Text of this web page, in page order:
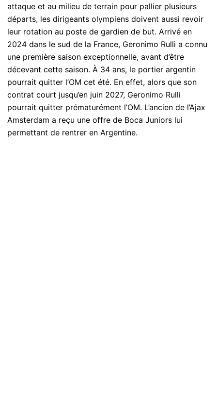
attaque et au milieu de terrain pour pallier plusieurs
départs, les dirigeants olympiens doivent aussi revoir
leur rotation au poste de gardien de but. Arrivé en
2024 dans le sud de la France, Geronimo Rulli a connu
une première saison exceptionnelle, avant d’être
décevant cette saison. À 34 ans, le portier argentin
pourrait quitter l’OM cet été. En effet, alors que son
contrat court jusqu’en juin 2027, Geronimo Rulli
pourrait quitter prématurément l’OM. L’ancien de l’Ajax
Amsterdam a reçu une offre de Boca Juniors lui
permettant de rentrer en Argentine.